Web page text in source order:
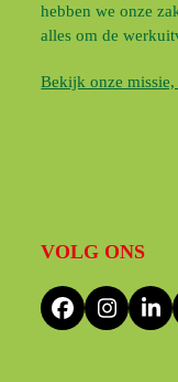
hebben we onze
alles om de
Bekijk onze
VOLG ONS
Facebook